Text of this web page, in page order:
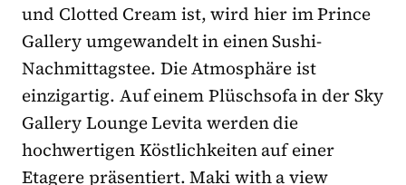
und Clotted Cream ist, wird hier im Prince
Gallery umgewandelt in einen Sushi-
Nachmittagstee. Die Atmosphäre ist
einzigartig. Auf einem Plüschsofa in der Sky
Gallery Lounge Levita werden die
hochwertigen Köstlichkeiten auf einer
Etagere präsentiert. Maki with a view